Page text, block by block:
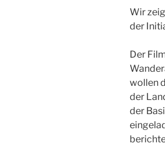
Wir
der
Der
wollen
der
der